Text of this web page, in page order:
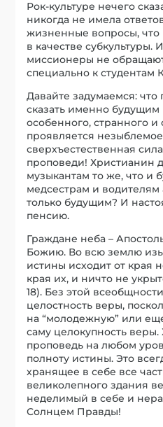
Рок-культуре нечего
никогда не имела
жизненные вопросы, что
в качестве
миссионеры не
специально к студентам
Давайте задумаемся:
сказать именно
особенного, странного и
проявляется
сверхъестественная
проповеди! Христианин
музыкантам то же, что и
медсестрам и водителям
только будущим? И
пенсию.
Граждане неба –
Божию. Во всю землю
истины исходит от края
края их, и ничто не
18). Без этой
целостность веры,
на “молодежную” или
саму целокупность веры.
проповедь на любом
полноту истины. Это
хранящее в себе все
великолепного здания
неделимый в себе и
Солнцем Правды!